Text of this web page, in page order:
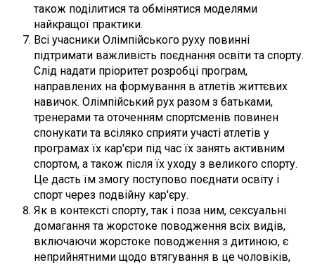
також поділитися та обмінятися моделями
найкращої практики.
Всі учасники Олімпійського руху повинні
підтримати важливість поєднання освіти та спорту.
Слід надати пріоритет розробці програм,
направлених на формування в атлетів життєвих
навичок. Олімпійський рух разом з батьками,
тренерами та оточенням спортсменів повинен
спонукати та всіляко сприяти участі атлетів у
програмах їх кар'єри під час їх занять активним
спортом, а також після їх уходу з великого спорту.
Це дасть їм змогу поступово поєднати освіту і
спорт через подвійну кар'єру.
Як в контексті спорту, так і поза ним, сексуальні
домагання та жорстоке поводження всіх видів,
включаючи жорстоке поводження з дитиною, є
неприйнятними щодо втягування в це чоловіків,